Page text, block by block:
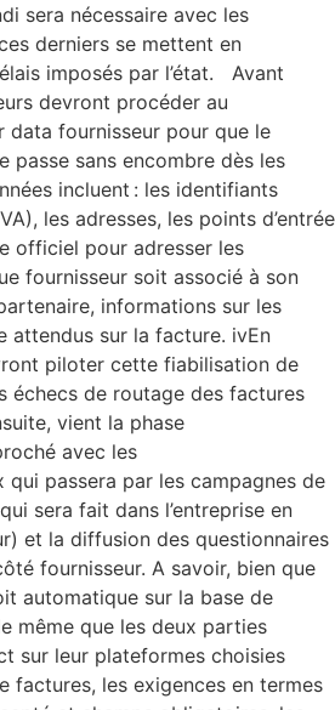
sera nécessaire avec les
derniers se mettent en
imposés par l’état. Avant
devront procéder au
data fournisseur pour que le
passe sans encombre dès les
incluent : les identifiants
les adresses, les points d’entrée
officiel pour adresser les
fournisseur soit associé à son
informations sur les
attendus sur la facture. ivEn
piloter cette fiabilisation de
échecs de routage des factures
vient la phase
avec les
qui passera par les campagnes de
sera fait dans l’entreprise en
et la diffusion des questionnaires
fournisseur. A savoir, bien que
automatique sur la base de
même que les deux parties
sur leur plateformes choisies
factures, les exigences en termes